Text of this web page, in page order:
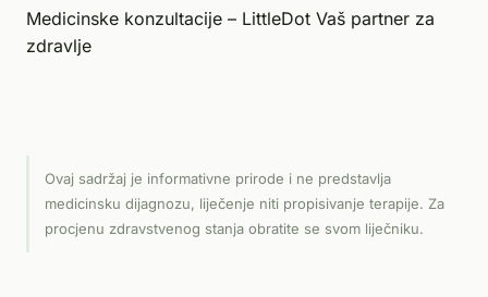
Medicinske konzultacije – LittleDot Vaš partner za
zdravlje
Ovaj sadržaj je informativne prirode i ne predstavlja
medicinsku dijagnozu, liječenje niti propisivanje terapije. Za
procjenu zdravstvenog stanja obratite se svom liječniku.